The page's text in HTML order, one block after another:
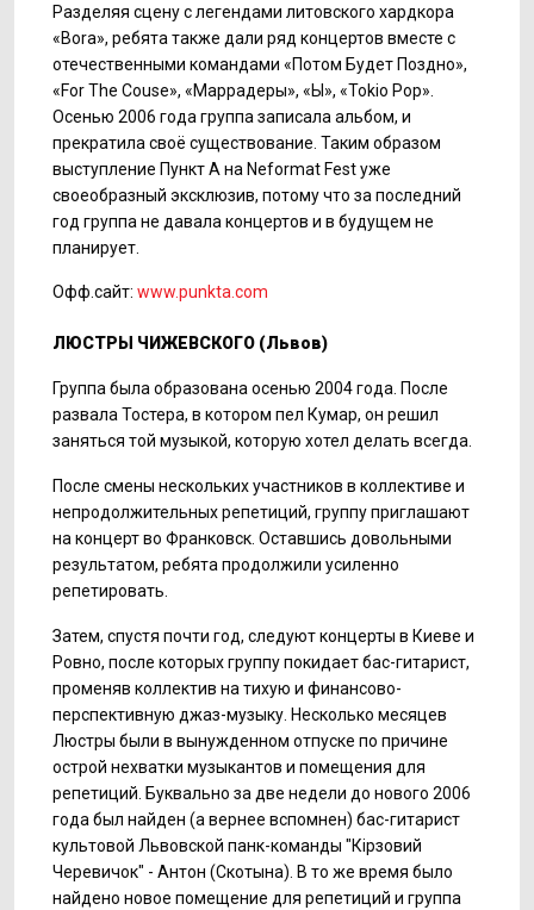
Разделяя сцену с легендами литовского хардкора
«Bora», ребята также дали ряд концертов вместе с
отечественными командами «Потом Будет Поздно»,
«For The Couse», «Маррадеры», «Ы», «Tokio Pop».
Осенью 2006 года группа записала альбом, и
прекратила своё существование. Таким образом
выступление Пункт А на Neformat Fest уже
своеобразный эксклюзив, потому что за последний
год группа не давала концертов и в будущем не
планирует.
Офф.сайт: www.punkta.com
ЛЮСТРЫ ЧИЖЕВСКОГО (Львов)
Группа была образована осенью 2004 года. После
развала Тостера, в котором пел Кумар, он решил
заняться той музыкой, которую хотел делать всегда.
После смены нескольких участников в коллективе и
непродолжительных репетиций, группу приглашают
на концерт во Франковск. Оставшись довольными
результатом, ребята продолжили усиленно
репетировать.
Затем, спустя почти год, следуют концерты в Киеве и
Ровно, после которых группу покидает бас-гитарист,
променяв коллектив на тихую и финансово-
перспективную джаз-музыку. Несколько месяцев
Люстры были в вынужденном отпуске по причине
острой нехватки музыкантов и помещения для
репетиций. Буквально за две недели до нового 2006
года был найден (а вернее вспомнен) бас-гитарист
культовой Львовской панк-команды "Кiрзовий
Черевичок" - Антон (Скотына). В то же время было
найдено новое помещение для репетиций и группа